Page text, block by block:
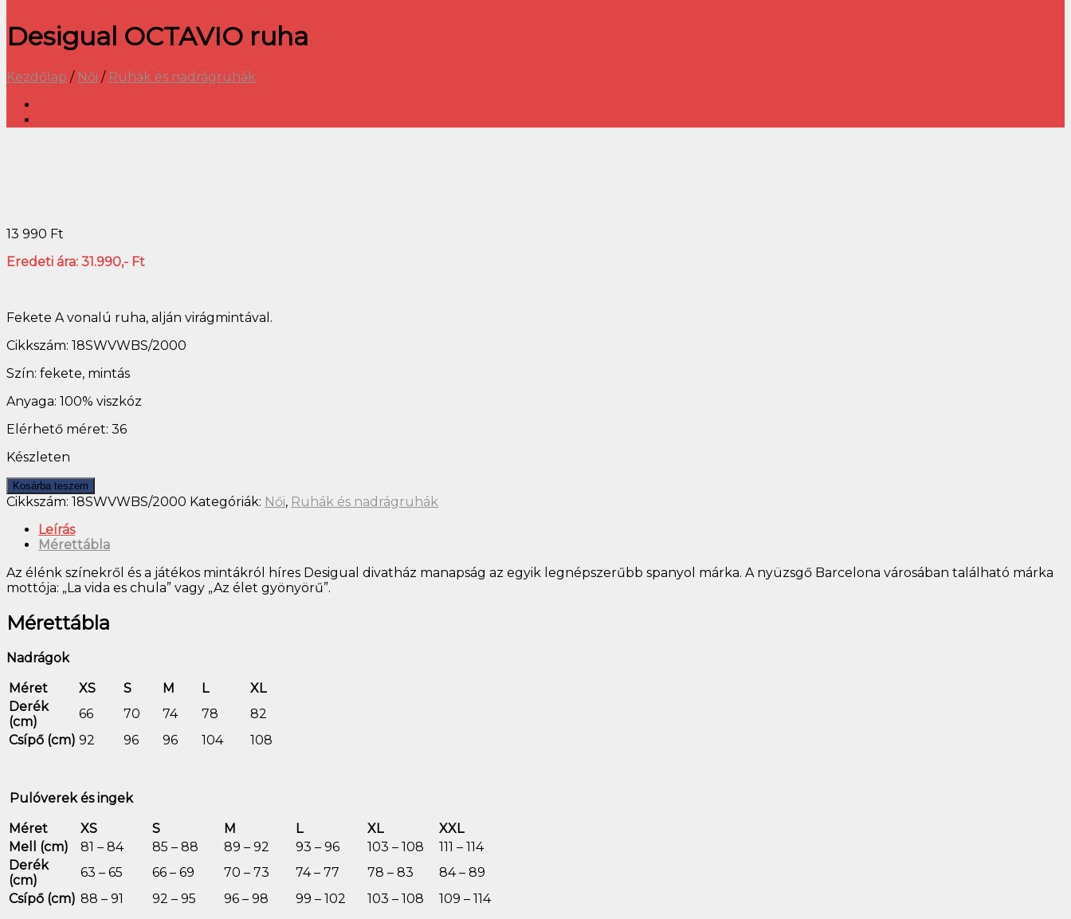
Desigual OCTAVIO ruha
Kezdőlap / Női / Ruhák és nadrágruhák
13 990 Ft
Eredeti ára: 31.990,- Ft
Fekete A vonalú ruha, alján virágmintával.
Cikkszám: 18SWVWBS/2000
Szín: fekete, mintás
Anyaga: 100% viszkóz
Elérhető méret: 36
Készleten
Kosárba teszem
Cikkszám: 18SWVWBS/2000 Kategóriák: Női, Ruhák és nadrágruhák
Leírás
Mérettábla
Az élénk színekről és a játékos mintákról híres Desigual divatház manapság az egyik legnépszerűbb spanyol márka. A nyüzsgő Barcelona városában található márka
mottója: „La vida es chula” vagy „Az élet gyönyörű”.
Mérettábla
Nadrágok
Méret
XS S M L
XL
Derék
(cm)
66 70 74 78
82
Csípő (cm) 92 96 96 104 108
Pulóverek és ingek
Méret
XS S M L XL
XXL
Mell (cm)
81 – 84 85 – 88 89 – 92 93 – 96 103 – 108
111 – 114
Derék
(cm)
63 – 65 66 – 69 70 – 73 74 – 77 78 – 83
84 – 89
Csípő (cm) 88 – 91 92 – 95 96 – 98 99 – 102 103 – 108 109 – 114